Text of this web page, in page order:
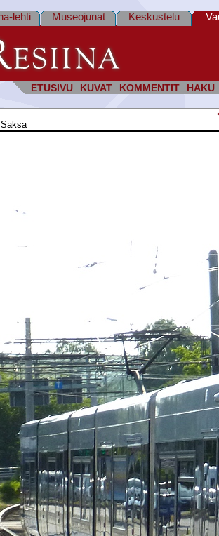
ETUSIVU KUVAT KOMMENTIT HAKU
lehti Museojunat Keskustelu